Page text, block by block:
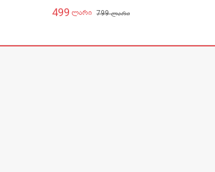
499 ლარი 799ლარი